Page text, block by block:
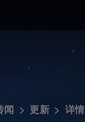
闻 更新 详情